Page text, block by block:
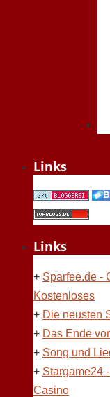
Links
Links
+ Sparfee.de -
Kostenloses
+ Die neusten
+ Das Ende
+ Song und
+ Stargame24
Casino